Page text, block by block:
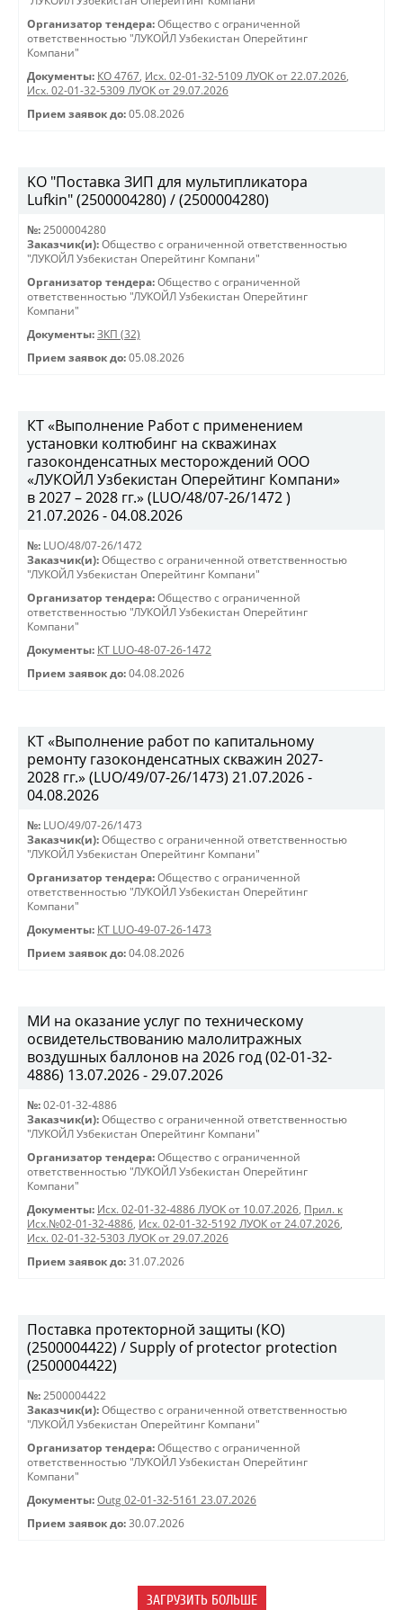
Организатор тендера: Общество с ограниченной
ответственностью "ЛУКОЙЛ Узбекистан Оперейтинг
Компани"
Документы: КО 4767, Исх. 02-01-32-5109 ЛУОК от 22.07.2026,
Исх. 02-01-32-5309 ЛУОК от 29.07.2026
Прием заявок до: 05.08.2026
KO "Поставка ЗИП для мультипликатора
Lufkin" (2500004280) / (2500004280)
№: 2500004280
Заказчик(и): Общество с ограниченной ответственностью
"ЛУКОЙЛ Узбекистан Оперейтинг Компани"
Организатор тендера: Общество с ограниченной
ответственностью "ЛУКОЙЛ Узбекистан Оперейтинг
Компани"
Документы: ЗКП (32)
Прием заявок до: 05.08.2026
КТ «Выполнение Работ с применением
установки колтюбинг на скважинах
газоконденсатных месторождений ООО
«ЛУКОЙЛ Узбекистан Оперейтинг Компани»
в 2027 – 2028 гг.» (LUO/48/07-26/1472 )
21.07.2026 - 04.08.2026
№: LUO/48/07-26/1472
Заказчик(и): Общество с ограниченной ответственностью
"ЛУКОЙЛ Узбекистан Оперейтинг Компани"
Организатор тендера: Общество с ограниченной
ответственностью "ЛУКОЙЛ Узбекистан Оперейтинг
Компани"
Документы: КТ LUO-48-07-26-1472
Прием заявок до: 04.08.2026
КТ «Выполнение работ по капитальному
ремонту газоконденсатных скважин 2027-
2028 гг.» (LUO/49/07-26/1473) 21.07.2026 -
04.08.2026
№: LUO/49/07-26/1473
Заказчик(и): Общество с ограниченной ответственностью
"ЛУКОЙЛ Узбекистан Оперейтинг Компани"
Организатор тендера: Общество с ограниченной
ответственностью "ЛУКОЙЛ Узбекистан Оперейтинг
Компани"
Документы: КТ LUO-49-07-26-1473
Прием заявок до: 04.08.2026
МИ на оказание услуг по техническому
освидетельствованию малолитражных
воздушных баллонов на 2026 год (02-01-32-
4886) 13.07.2026 - 29.07.2026
№: 02-01-32-4886
Заказчик(и): Общество с ограниченной ответственностью
"ЛУКОЙЛ Узбекистан Оперейтинг Компани"
Организатор тендера: Общество с ограниченной
ответственностью "ЛУКОЙЛ Узбекистан Оперейтинг
Компани"
Документы: Исх. 02-01-32-4886 ЛУОК от 10.07.2026, Прил. к
Исх.№02-01-32-4886, Исх. 02-01-32-5192 ЛУОК от 24.07.2026,
Исх. 02-01-32-5303 ЛУОК от 29.07.2026
Прием заявок до: 31.07.2026
Поставка протекторной защиты (КО)
(2500004422) / Supply of protector protection
(2500004422)
№: 2500004422
Заказчик(и): Общество с ограниченной ответственностью
"ЛУКОЙЛ Узбекистан Оперейтинг Компани"
Организатор тендера: Общество с ограниченной
ответственностью "ЛУКОЙЛ Узбекистан Оперейтинг
Компани"
Документы: Outg 02-01-32-5161 23.07.2026
Прием заявок до: 30.07.2026
ЗАГРУЗИТЬ БОЛЬШЕ